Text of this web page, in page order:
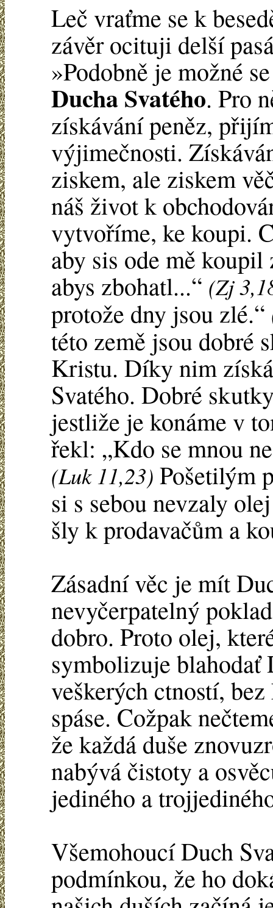
Leč vraťme se k
závěr ocituji delší
»Podobně je možné
Ducha Svatého. Pro
získávání peněz,
výjimečnosti.
ziskem, ale ziskem
náš život k
vytvoříme, ke koupi.
aby sis ode mě
abys zbohatl...“ (Zj
protože dny jsou zlé.“
této země jsou dobré
Kristu. Díky nim
Svatého. Dobré
jestliže je konáme v
řekl: „Kdo se mnou
(Luk 11,23) Pošetilým
si s sebou nevzaly
šly k prodavačům a
Zásadní věc je mít
nevyčerpatelný
dobro. Proto olej,
symbolizuje blahodať
veškerých ctností,
spáse. Cožpak
že každá duše
nabývá čistoty a
jediného a
Všemohoucí Duch
podmínkou, že ho